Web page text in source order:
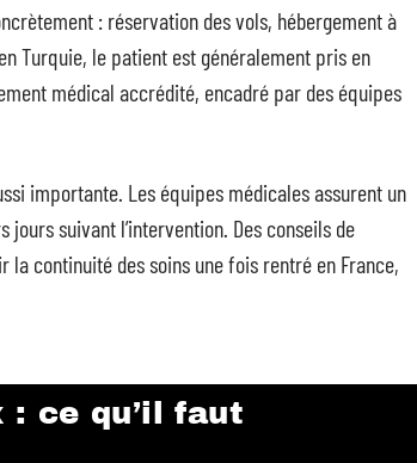
: réservation des vols, hébergement à
Turquie, le patient est généralement pris en
médical accrédité, encadré par des équipes
importante. Les équipes médicales assurent un
suivant l’intervention. Des conseils de
continuité des soins une fois rentré en France,
ce qu’il faut